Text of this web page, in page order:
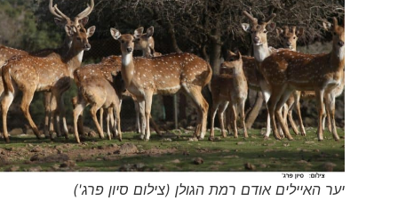
יער האיילים אודם רמת הגולן (צילום סיון פרג')